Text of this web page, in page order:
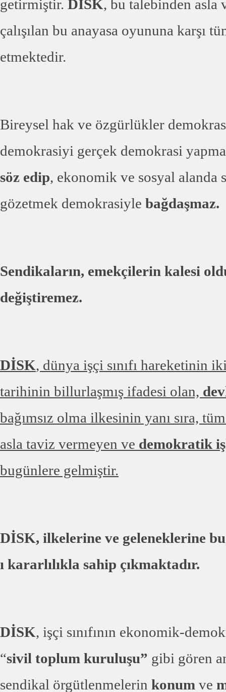
getirmiştir. DİSK, bu talebinden asla
çalışılan bu anayasa oyununa karşı
etmektedir.
Bireysel hak ve özgürlükler
demokrasiyi gerçek demokrasi
söz edip, ekonomik ve sosyal alanda
gözetmek demokrasiyle bağdaşmaz.
Sendikaların, emekçilerin kalesi
değiştiremez.
DİSK, dünya işçi sınıfı hareketinin
tarihinin billurlaşmış ifadesi olan,
bağımsız olma ilkesinin yanı sıra,
asla taviz vermeyen ve demokratik
bugünlere gelmiştir.
DİSK, ilkelerine ve geleneklerine
ı kararlılıkla sahip çıkmaktadır.
DİSK, işçi sınıfının ekonomik-
“sivil toplum kuruluşu” gibi gören
sendikal örgütlenmelerin konum ve